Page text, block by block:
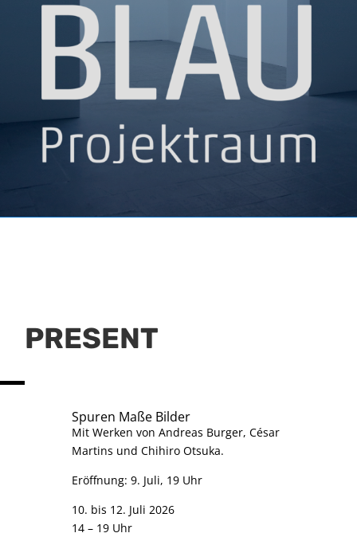
PRESENT
Spuren Maße Bilder
Mit Werken von Andreas Burger, César
Martins und Chihiro Otsuka.
Eröffnung: 9. Juli, 19 Uhr
10. bis 12. Juli 2026
14 – 19 Uhr